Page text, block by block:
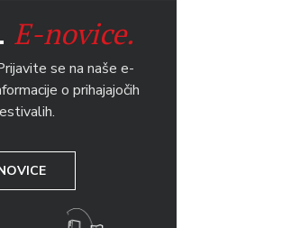
E-novice.
se na naše e-
o prihajajočih